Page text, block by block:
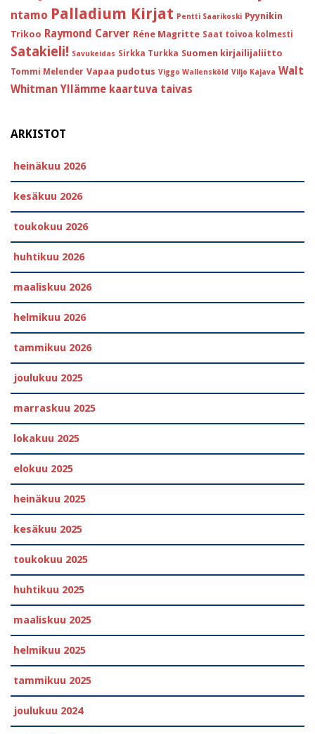
ntamo Palladium Kirjat Pentti Saarikoski Pyynikin
Trikoo Raymond Carver Réne Magritte Saat toivoa kolmesti
Satakieli! Savukeidas Sirkka Turkka Suomen kirjailijaliitto
Tommi Melender Vapaa pudotus Viggo Wallensköld Viljo Kajava Walt
Whitman Yllämme kaartuva taivas
ARKISTOT
heinäkuu 2026
kesäkuu 2026
toukokuu 2026
huhtikuu 2026
maaliskuu 2026
helmikuu 2026
tammikuu 2026
joulukuu 2025
marraskuu 2025
lokakuu 2025
elokuu 2025
heinäkuu 2025
kesäkuu 2025
toukokuu 2025
huhtikuu 2025
maaliskuu 2025
helmikuu 2025
tammikuu 2025
joulukuu 2024